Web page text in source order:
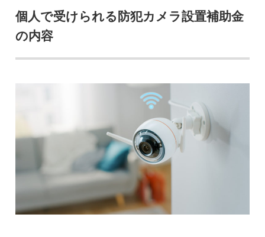
個人で受けられる防犯カメラ設置補助金
の内容